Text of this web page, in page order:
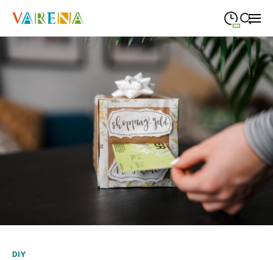
Suche schließen
Montag
09:00 —19:00
09:00— 19:00
Mittwoch
MITTWOCH 09:00— 19:00
Donnerstag
DONNERSTAG 09:00 19:00
09:00 — 19:00
09:00—18:00
DIY